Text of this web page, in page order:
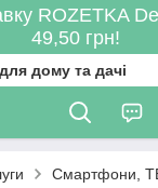
ROZETKA
49,50 грн!
дому та дачі
Смартфони, ТБ